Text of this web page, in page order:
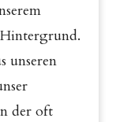
unseren
der oft